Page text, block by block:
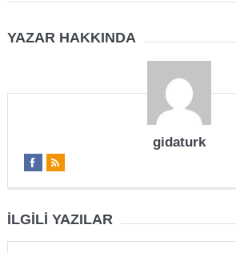
YAZAR HAKKINDA
gidaturk
İLGILI YAZILAR